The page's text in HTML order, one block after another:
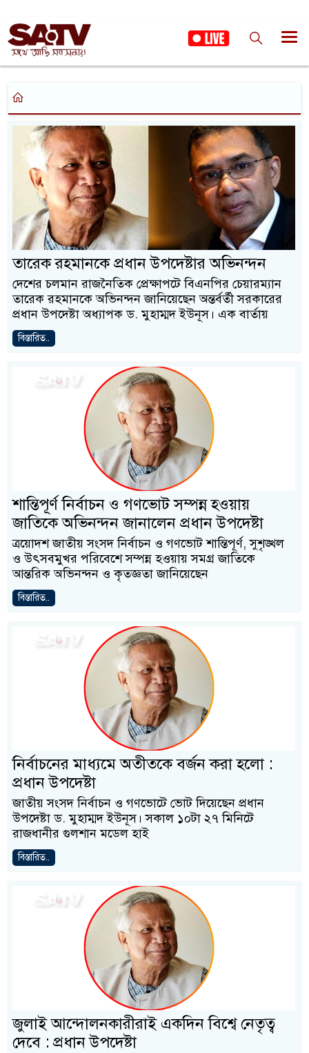
তারেক রহমানকে প্রধান উপদেষ্টার অভিনন্দন
দেশের চলমান রাজনৈতিক প্রেক্ষাপটে বিএনপির চেয়ারম্যান
তারেক রহমানকে অভিনন্দন জানিয়েছেন অন্তর্বর্তী সরকারের
প্রধান উপদেষ্টা অধ্যাপক ড. মুহাম্মদ ইউনূস। এক বার্তায়
বিস্তারিত..
শান্তিপূর্ণ নির্বাচন ও গণভোট সম্পন্ন হওয়ায়
জাতিকে অভিনন্দন জানালেন প্রধান উপদেষ্টা
ত্রয়োদশ জাতীয় সংসদ নির্বাচন ও গণভোট শান্তিপূর্ণ, সুশৃঙ্খল
ও উৎসবমুখর পরিবেশে সম্পন্ন হওয়ায় সমগ্র জাতিকে
আন্তরিক অভিনন্দন ও কৃতজ্ঞতা জানিয়েছেন
বিস্তারিত..
নির্বাচনের মাধ্যমে অতীতকে বর্জন করা হলো :
প্রধান উপদেষ্টা
জাতীয় সংসদ নির্বাচন ও গণভোটে ভোট দিয়েছেন প্রধান
উপদেষ্টা ড. মুহাম্মদ ইউনূস। সকাল ১০টা ২৭ মিনিটে
রাজধানীর গুলশান মডেল হাই
বিস্তারিত..
জুলাই আন্দোলনকারীরাই একদিন বিশ্বে নেতৃত্ব
দেবে : প্রধান উপদেষ্টা